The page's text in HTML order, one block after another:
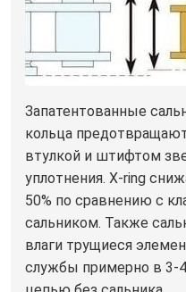
Запатентованные
кольца
втулкой и штифтом
уплотнения. X-ring
50% по сравнению с
сальником. Также
влаги трущиеся
службы примерно в 3-